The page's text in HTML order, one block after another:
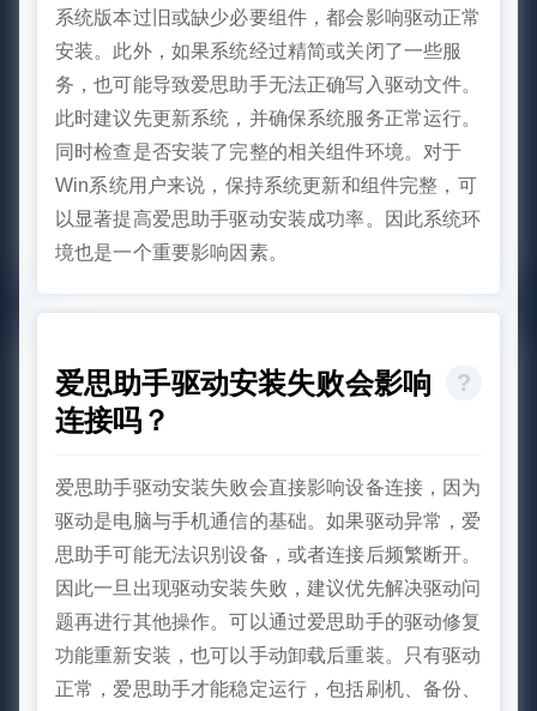
系统版本过旧或缺少必要组件，都会影响驱动正常
安装。此外，如果系统经过精简或关闭了一些服
务，也可能导致爱思助手无法正确写入驱动文件。
此时建议先更新系统，并确保系统服务正常运行。
同时检查是否安装了完整的相关组件环境。对于
Win系统用户来说，保持系统更新和组件完整，可
以显著提高爱思助手驱动安装成功率。因此系统环
境也是一个重要影响因素。
爱思助手驱动安装失败会影响
连接吗？
爱思助手驱动安装失败会直接影响设备连接，因为
驱动是电脑与手机通信的基础。如果驱动异常，爱
思助手可能无法识别设备，或者连接后频繁断开。
因此一旦出现驱动安装失败，建议优先解决驱动问
题再进行其他操作。可以通过爱思助手的驱动修复
功能重新安装，也可以手动卸载后重装。只有驱动
正常，爱思助手才能稳定运行，包括刷机、备份、